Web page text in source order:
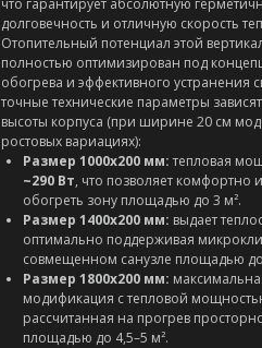
что гарантирует абсолютную
долговечность и отличную скорость
Отопительный потенциал этой
полностью оптимизирован под
обогрева и эффективного устранения
точные технические параметры
высоты корпуса (при ширине 20 см
ростовых вариациях):
Размер 1000х200 мм:тепловая
~290 Вт, что позволяет комфортно
обогреть зону площадью до 3 м².
Размер 1400х200 мм: выдает
оптимально поддерживая
совмещенном санузле площадью
Размер 1800х200 мм:
модификация с тепловой
рассчитанная на прогрев
площадью до 4,5–5 м².